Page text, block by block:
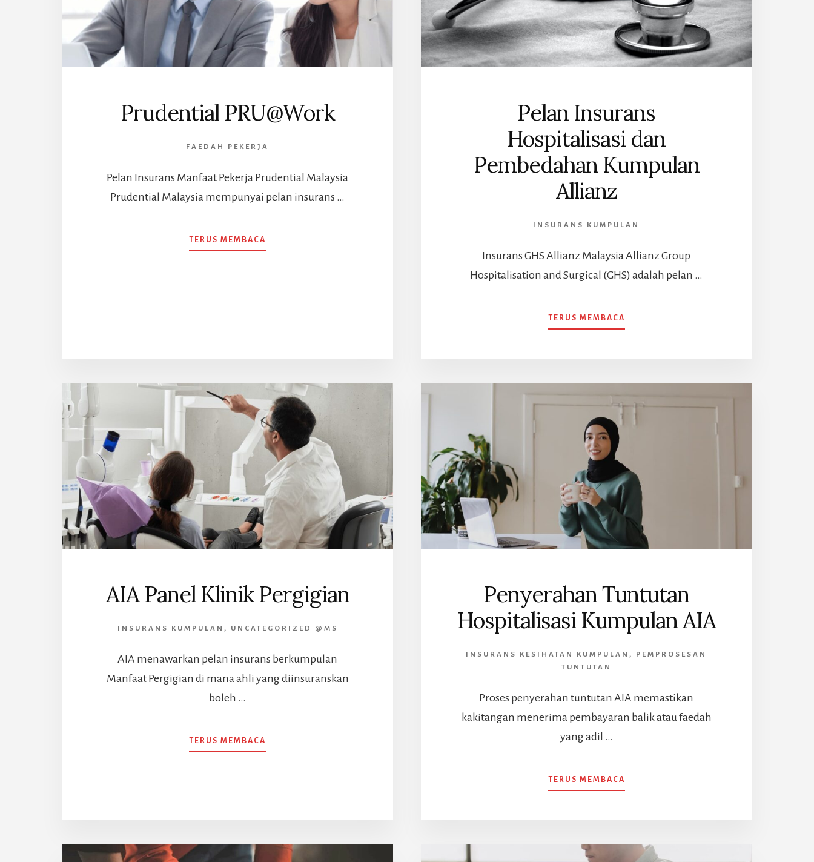
Prudential PRU@Work
FAEDAH PEKERJA
Pelan Insurans Manfaat Pekerja Prudential Malaysia
Prudential Malaysia mempunyai pelan insurans …
TERUS MEMBACA
PRUDENTIAL
Pelan Insurans
Hospitalisasi dan
Pembedahan Kumpulan
Allianz
INSURANS KUMPULAN
Insurans GHS Allianz Malaysia Allianz Group
Hospitalisation and Surgical (GHS) adalah pelan …
TERUS MEMBACA
PELAN
PEMBEDAHAN
AIA Panel Klinik Pergigian
INSURANS KUMPULAN , UNCATEGORIZED @MS
AIA menawarkan pelan insurans berkumpulan
Manfaat Pergigian di mana ahli yang diinsuranskan
boleh …
TERUS MEMBACA
AIA
Penyerahan Tuntutan
Hospitalisasi Kumpulan AIA
INSURANS KESIHATAN KUMPULAN , PEMPROSESAN
TUNTUTAN
Proses penyerahan tuntutan AIA memastikan
kakitangan menerima pembayaran balik atau faedah
yang adil …
TERUS MEMBACA
PENYERAHAN
AIA